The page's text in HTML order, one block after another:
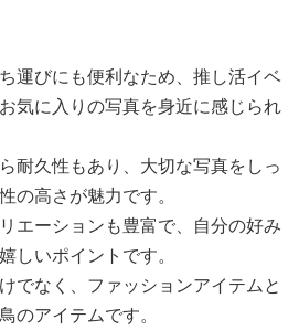
運びにも便利なため、推し活イベ
気に入りの写真を身近に感じられ
耐久性もあり、大切な写真をしっ
の高さが魅力です。
エーションも豊富で、自分の好み
しいポイントです。
でなく、ファッションアイテムと
のアイテムです。